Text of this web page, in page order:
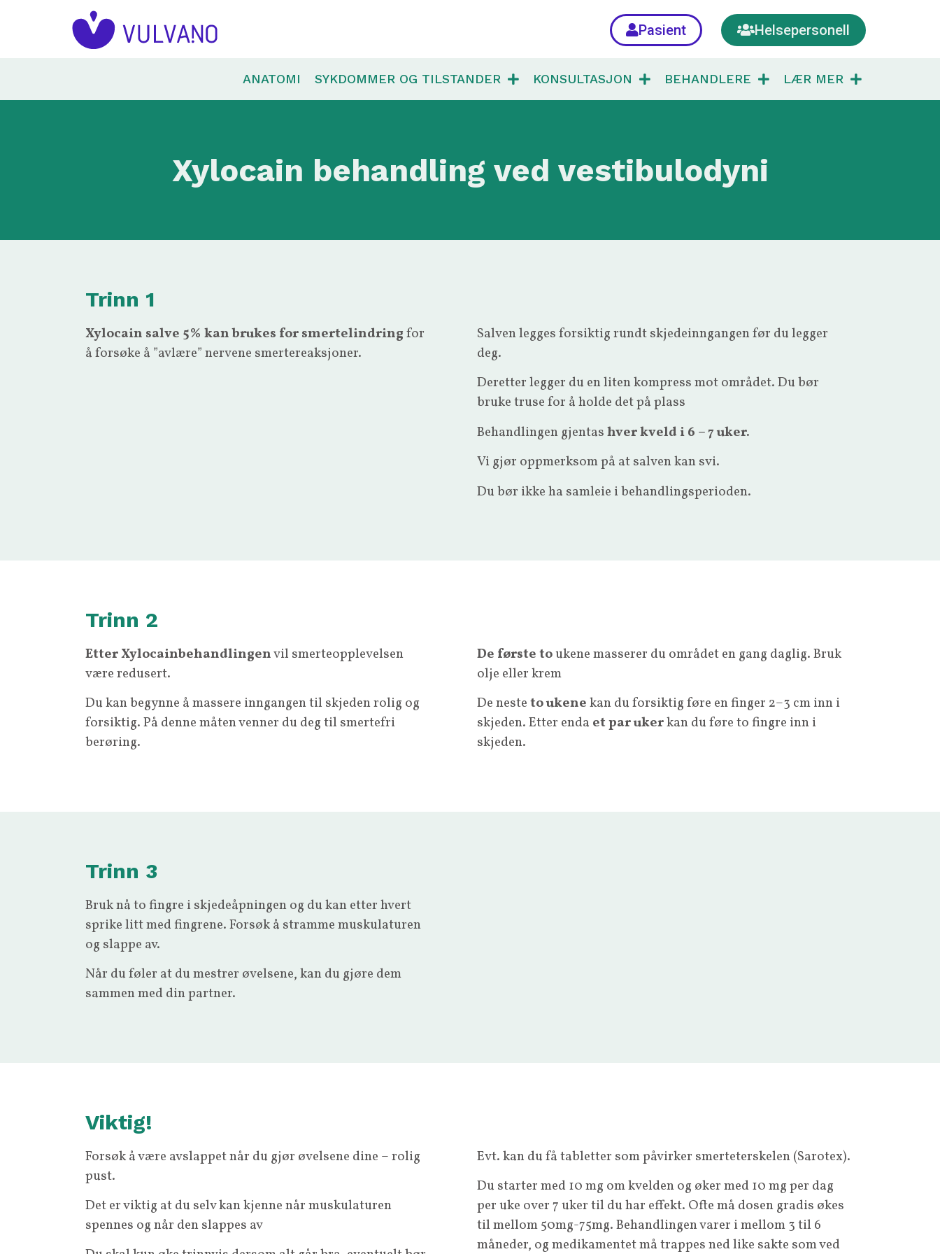
Pasient Helsepersonell
ANATOMI SYKDOMMER OG TILSTANDER KONSULTASJON BEHANDLERE LÆR MER
Xylocain behandling ved vestibulodyni
Trinn 1
Xylocain salve 5% kan brukes for smertelindringfor
å forsøke å ”avlære” nervene smertereaksjoner.
Salven legges forsiktig rundt skjedeinngangen før du legger
deg.
Deretter legger du en liten kompress mot området. Du bør
bruke truse for å holde det på plass
Behandlingen gjentashver kveld i 6 – 7 uker.
Vi gjør oppmerksom på at salven kan svi.
Du bør ikke ha samleie i behandlingsperioden.
Trinn 2
Etter Xylocainbehandlingenvil smerteopplevelsen
være redusert.
Du kan begynne å massere inngangen til skjeden rolig og
forsiktig. På denne måten venner du deg til smertefri
berøring.
De første toukene masserer du området en gang daglig. Bruk
olje eller krem
De nestetoukenekan du forsiktig føre en finger 2–3 cm inn i
skjeden. Etter enda et par ukerkan du føre to fingre inn i
skjeden.
Trinn 3
Bruk nå to fingre i skjedeåpningen og du kan etter hvert
sprike litt med fingrene. Forsøk å stramme muskulaturen
og slappe av.
Når du føler at du mestrer øvelsene, kan du gjøre dem
sammen med din partner.
Viktig!
Forsøk å være avslappet når du gjør øvelsene dine – rolig
pust.
Det er viktig at du selv kan kjenne når muskulaturen
spennes og når den slappes av
Evt. kan du få tabletter som påvirker smerteterskelen (Sarotex).
Du starter med 10 mg om kvelden og øker med 10 mg per dag
per uke over 7 uker til du har effekt. Ofte må dosen gradis økes
til mellom 50mg-75mg. Behandlingen varer i mellom 3 til 6
måneder, og medikamentet må trappes ned like sakte som ved